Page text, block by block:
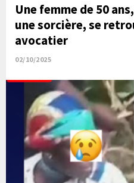
Une femme de 50
une sorcière, se
avocatier
02/10/2025